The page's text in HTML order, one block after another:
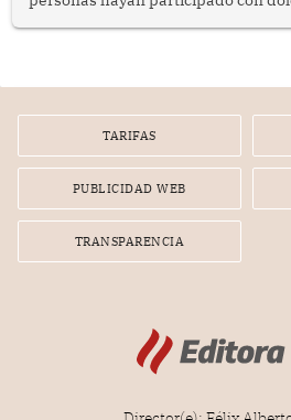
por la frustrada realización de un
TARIFAS
PUBLICIDAD WEB
TRANSPARENCIA